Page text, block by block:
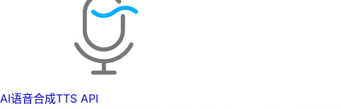
AI语音合成TTS API